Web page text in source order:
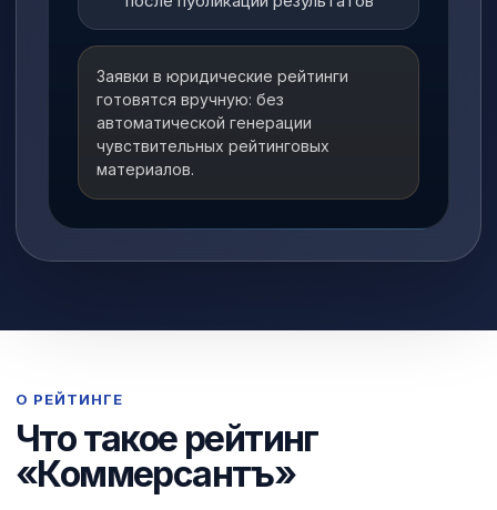
Заявки в юридические рейтинги
готовятся вручную: без
автоматической генерации
чувствительных рейтинговых
материалов.
О РЕЙТИНГЕ
Что такое рейтинг
«Коммерсантъ»